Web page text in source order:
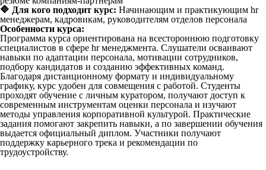
🔷 Для кого подходит курс: Начинающим и практикующим hr
менеджерам, кадровикам, руководителям отделов персонала
Особенности курса:
Программа курса ориентирована на всестороннюю подготовку
специалистов в сфере hr менеджмента. Слушатели осваивают
навыки по адаптации персонала, мотивации сотрудников,
подбору кандидатов и созданию эффективных команд.
Благодаря дистанционному формату и индивидуальному
графику, курс удобен для совмещения с работой. Студенты
проходят обучение с личным куратором, получают доступ к
современным инструментам оценки персонала и изучают
методы управления корпоративной культурой. Практические
задания помогают закрепить навыки, а по завершении обучения
выдается официальный диплом. Участники получают
поддержку карьерного трека и рекомендации по
трудоустройству.